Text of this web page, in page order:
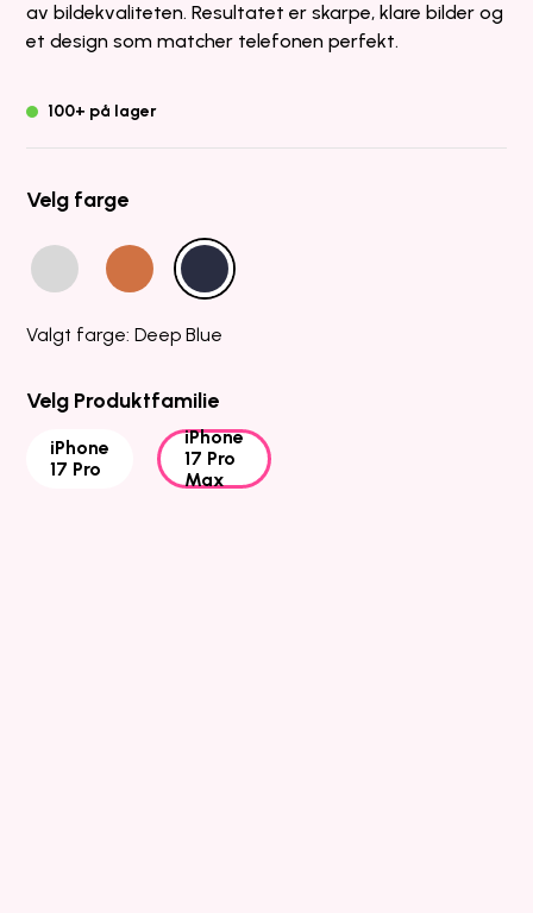
av bildekvaliteten. Resultatet er skarpe, klare bilder og
et design som matcher telefonen perfekt.
100+ på lager
Velg farge
Valgt farge: Deep Blue
Velg Produktfamilie
iPhone
17 Pro
iPhone
17 Pro
Max